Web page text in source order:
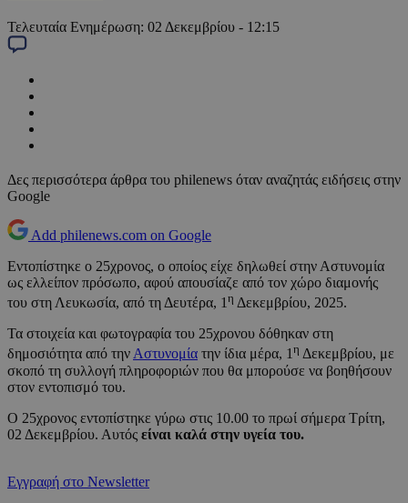
Τελευταία Ενημέρωση: 02 Δεκεμβρίου - 12:15
Δες περισσότερα άρθρα του philenews όταν αναζητάς ειδήσεις στην
Google
Add philenews.com on Google
Εντοπίστηκε ο 25χρονος, ο οποίος είχε δηλωθεί στην Αστυνομία
ως ελλείπον πρόσωπο, αφού απουσίαζε από τον χώρο διαμονής
του στη Λευκωσία, από τη Δευτέρα, 1 η Δεκεμβρίου, 2025.
Τα στοιχεία και φωτογραφία του 25χρονου δόθηκαν στη
δημοσιότητα από τηνΑστυνομία την ίδια μέρα, 1η Δεκεμβρίου, με
σκοπό τη συλλογή πληροφοριών που θα μπορούσε να βοηθήσουν
στον εντοπισμό του.
Ο 25χρονος εντοπίστηκε γύρω στις 10.00 το πρωί σήμερα Τρίτη,
02 Δεκεμβρίου. Αυτός είναι καλά στην υγεία του.
Εγγραφή στο Newsletter